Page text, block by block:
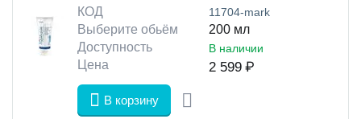
КОД 11704-mark
Выберите обьём
200 мл
Доступность
В наличии
Цена 2 599 ₽
В корзину